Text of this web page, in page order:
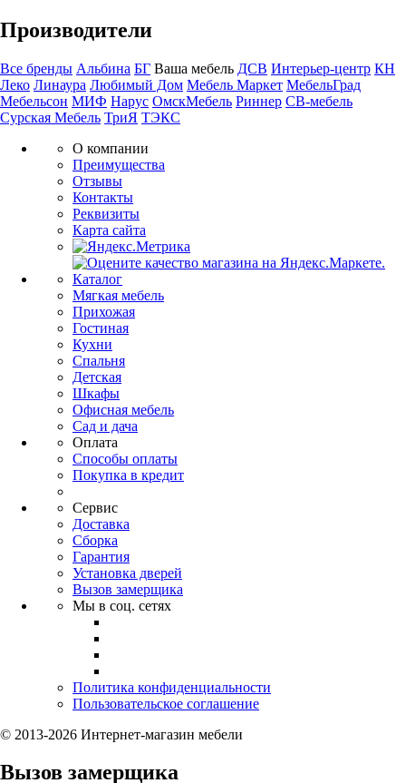
Производители
Все бренды Альбина БГ Ваша мебель ДСВ Интерьер-центр КН
Леко Линаура Любимый Дом Мебель Маркет МебельГрад
Мебельсон МИФ Нарус ОмскМебель Риннер СВ-мебель
Сурская Мебель ТриЯ ТЭКС
О компании
Преимущества
Отзывы
Контакты
Реквизиты
Карта сайта
Каталог
Мягкая мебель
Прихожая
Гостиная
Кухни
Спальня
Детская
Шкафы
Офисная мебель
Сад и дача
Оплата
Способы оплаты
Покупка в кредит
Сервис
Доставка
Сборка
Гарантия
Установка дверей
Вызов замерщика
Мы в соц. сетях
Политика конфиденциальности
Пользовательское соглашение
© 2013-2026 Интернет-магазин мебели
Вызов замерщика